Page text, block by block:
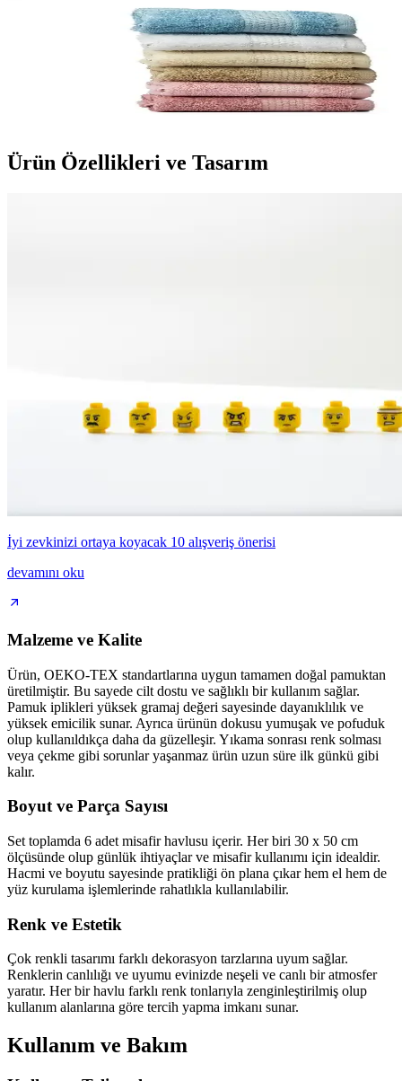
Soley | Minerva %100 Doğal Pamuklu Çok Renkli
Misafir Havlu Seti 6'lı Pratik ve Şık Tasarım
Yüksek emiciliğe sahip, doğal pamuktan üretilmiş, çok renkli ve şık
misafir havlu seti, dayanıklılığı ve kolay bakımıyla evinizde
Ürün Özellikleri ve Tasarım
İyi zevkinizi ortaya koyacak 10 alışveriş önerisi
devamını oku
Malzeme ve Kalite
Ürün, OEKO-TEX standartlarına uygun tamamen doğal pamuktan
üretilmiştir. Bu sayede cilt dostu ve sağlıklı bir kullanım sağlar.
Pamuk iplikleri yüksek gramaj değeri sayesinde dayanıklılık ve
yüksek emicilik sunar. Ayrıca ürünün dokusu yumuşak ve pofuduk
olup kullanıldıkça daha da güzelleşir. Yıkama sonrası renk solması
veya çekme gibi sorunlar yaşanmaz ürün uzun süre ilk günkü gibi
kalır.
Boyut ve Parça Sayısı
Set toplamda 6 adet misafir havlusu içerir. Her biri 30 x 50 cm
ölçüsünde olup günlük ihtiyaçlar ve misafir kullanımı için idealdir.
Hacmi ve boyutu sayesinde pratikliği ön plana çıkar hem el hem de
yüz kurulama işlemlerinde rahatlıkla kullanılabilir.
Renk ve Estetik
Çok renkli tasarımı farklı dekorasyon tarzlarına uyum sağlar.
Renklerin canlılığı ve uyumu evinizde neşeli ve canlı bir atmosfer
yaratır. Her bir havlu farklı renk tonlarıyla zenginleştirilmiş olup
kullanım alanlarına göre tercih yapma imkanı sunar.
Kullanım ve Bakım